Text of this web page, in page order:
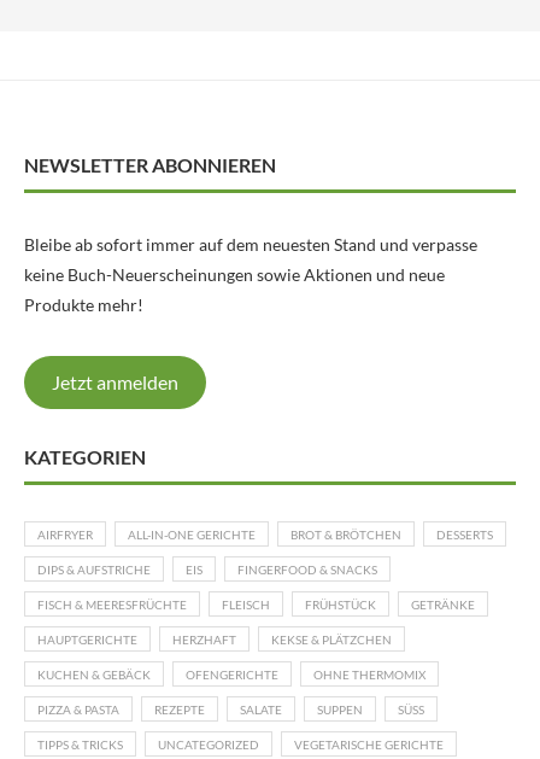
NEWSLETTER ABONNIEREN
Bleibe ab sofort immer auf dem neuesten Stand und verpasse
keine Buch-Neuerscheinungen sowie Aktionen und neue
Produkte mehr!
Jetzt anmelden
KATEGORIEN
AIRFRYER ALL-IN-ONE GERICHTE BROT & BRÖTCHEN DESSERTS
DIPS & AUFSTRICHE EIS FINGERFOOD & SNACKS
FISCH & MEERESFRÜCHTE FLEISCH FRÜHSTÜCK GETRÄNKE
HAUPTGERICHTE HERZHAFT KEKSE & PLÄTZCHEN
KUCHEN & GEBÄCK OFENGERICHTE OHNE THERMOMIX
PIZZA & PASTA REZEPTE SALATE SUPPEN SÜSS
TIPPS & TRICKS UNCATEGORIZED VEGETARISCHE GERICHTE